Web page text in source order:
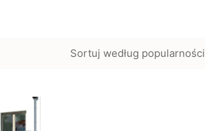
Sortuj według popularności